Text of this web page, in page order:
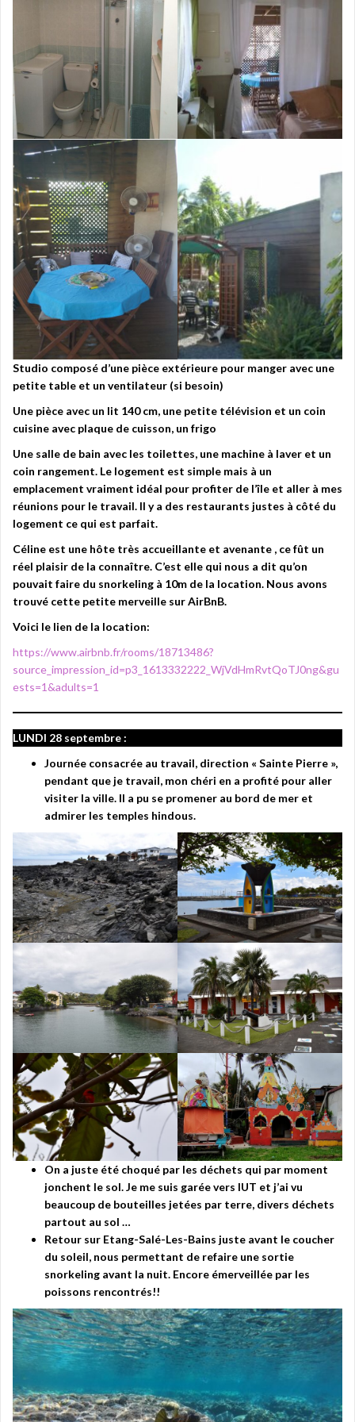
Studio composé d’une pièce extérieure pour manger avec une
petite table et un ventilateur (si besoin)
Une pièce avec un lit 140 cm, une petite télévision et un coin
cuisine avec plaque de cuisson, un frigo
Une salle de bain avec les toilettes, une machine à laver et un
coin rangement. Le logement est simple mais à un
emplacement vraiment idéal pour profiter de l’île et aller à mes
réunions pour le travail. Il y a des restaurants justes à côté du
logement ce qui est parfait.
Céline est une hôte très accueillante et avenante , ce fût un
réel plaisir de la connaître. C’est elle qui nous a dit qu’on
pouvait faire du snorkeling à 10m de la location. Nous avons
trouvé cette petite merveille sur AirBnB.
Voici le lien de la location:
https://www.airbnb.fr/rooms/18713486?
source_impression_id=p3_1613332222_WjVdHmRvtQoTJ0ng&gu
ests=1&adults=1
LUNDI 28 septembre :
Journée consacrée au travail, direction « Sainte Pierre »,
pendant que je travail, mon chéri en a profité pour aller
visiter la ville. Il a pu se promener au bord de mer et
admirer les temples hindous.
On a juste été choqué par les déchets qui par moment
jonchent le sol. Je me suis garée vers IUT et j’ai vu
beaucoup de bouteilles jetées par terre, divers déchets
partout au sol …
Retour sur Etang-Salé-Les-Bains juste avant le coucher
du soleil, nous permettant de refaire une sortie
snorkeling avant la nuit. Encore émerveillée par les
poissons rencontrés!!